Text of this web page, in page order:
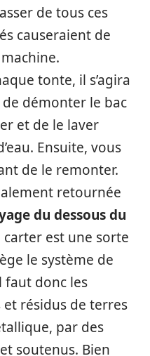
de tous ces
causeraient de
tonte, il s’agira
démonter le bac
et de le laver
Ensuite, vous
de le remonter.
retournée
du dessous du
carter est une sorte
le système de
faut donc les
résidus de terres
par des
soutenus. Bien